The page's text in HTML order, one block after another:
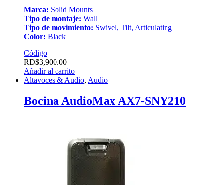
Marca: Solid Mounts
Tipo de montaje: Wall
Tipo de movimiento: Swivel, Tilt, Articulating
Color: Black
Código
RD$3,900.00
Añadir al carrito
Altavoces & Audio, Audio
Bocina AudioMax AX7-SNY210